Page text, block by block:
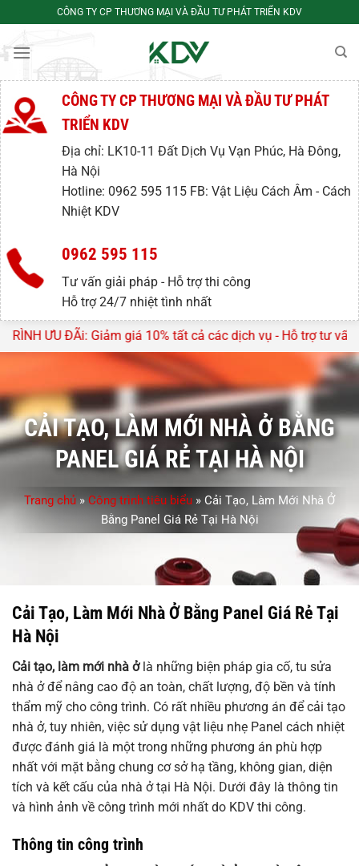
nội
CÔNG TY CP THƯƠNG MẠI VÀ ĐẦU TƯ PHÁT TRIỂN KDV
CÔNG TY CP THƯƠNG MẠI VÀ ĐẦU TƯ PHÁT
TRIỂN KDV
Địa chỉ: LK10-11 Đất Dịch Vụ Vạn Phúc, Hà Đông,
Hà Nội
Hotline: 0962 595 115 FB: Vật Liệu Cách Âm - Cách
Nhiệt KDV
0962 595 115
Tư vấn giải pháp - Hỗ trợ thi công
Hỗ trợ 24/7 nhiệt tình nhất
giá 10% tất cả các dịch vụ - Hỗ trợ tư vấn, lên thiết kế miễn
CẢI TẠO, LÀM MỚI NHÀ Ở BẰNG
PANEL GIÁ RẺ TẠI HÀ NỘI
Trang chủ » Công trình tiêu biểu » Cải Tạo, Làm Mới Nhà Ở
Bằng Panel Giá Rẻ Tại Hà Nội
Cải Tạo, Làm Mới Nhà Ở Bằng Panel Giá Rẻ Tại
Hà Nội
Cải tạo, làm mới nhà ở là những biện pháp gia cố, tu sửa
nhà ở để nâng cao độ an toàn, chất lượng, độ bền và tính
thẩm mỹ cho công trình. Có rất nhiều phương án để cải tạo
nhà ở, tuy nhiên, việc sử dụng vật liệu nhẹ Panel cách nhiệt
được đánh giá là một trong những phương án phù hợp
nhất với mặt bằng chung cơ sở hạ tầng, không gian, diện
tích và kết cấu của nhà ở tại Hà Nội. Dưới đây là thông tin
và hình ảnh về công trình mới nhất do KDV thi công.
Thông tin công trình